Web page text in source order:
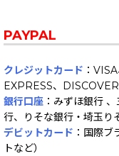
PAYPAL
クレジットカード ：
EXPRESS、DISCOVER
銀行口座 ：みずほ銀行
行、りそな銀行・埼玉り
デビットカード ：国際
トなど）